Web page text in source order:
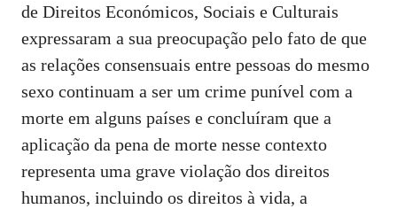
de Direitos Económicos, Sociais e Culturais
expressaram a sua preocupação pelo fato de que
as relações consensuais entre pessoas do mesmo
sexo continuam a ser um crime punível com a
morte em alguns países e concluíram que a
aplicação da pena de morte nesse contexto
representa uma grave violação dos direitos
humanos, incluindo os direitos à vida, a